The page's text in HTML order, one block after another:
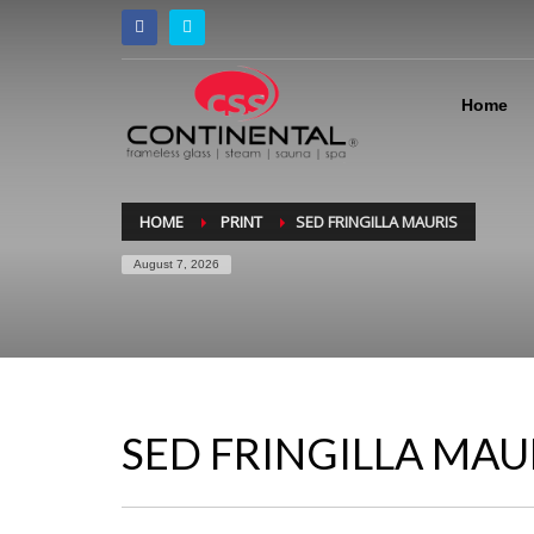
Home
HOME PRINT SED FRINGILLA MAURIS
August 7, 2026
SED FRINGILLA